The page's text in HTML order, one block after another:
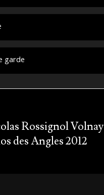
garde
Rossignol Volnay
des Angles 2012